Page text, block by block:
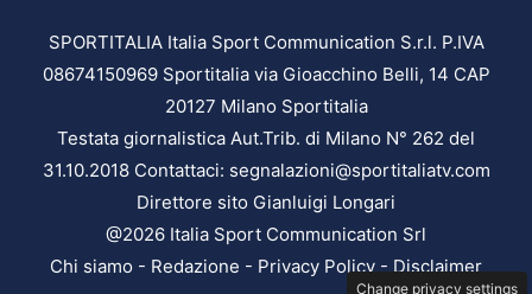
SPORTITALIA Italia Sport Communication S.r.l. P.IVA
08674150969 Sportitalia via Gioacchino Belli, 14 CAP
20127 Milano Sportitalia
Testata giornalistica Aut.Trib. di Milano N° 262 del
31.10.2018 Contattaci: segnalazioni@sportitaliatv.com
Direttore sito Gianluigi Longari
@2026 Italia Sport Communication Srl
Chi siamo - Redazione - Privacy Policy-Disclaimer
Change privacy settings